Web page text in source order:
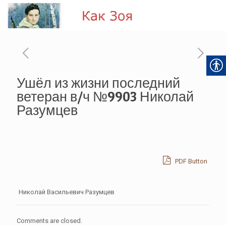
Ушёл из жизни последний
ветеран в/ч №9903 Николай
Разумцев
PDF Button
Николай Васильевич Разумцев
Comments are closed.